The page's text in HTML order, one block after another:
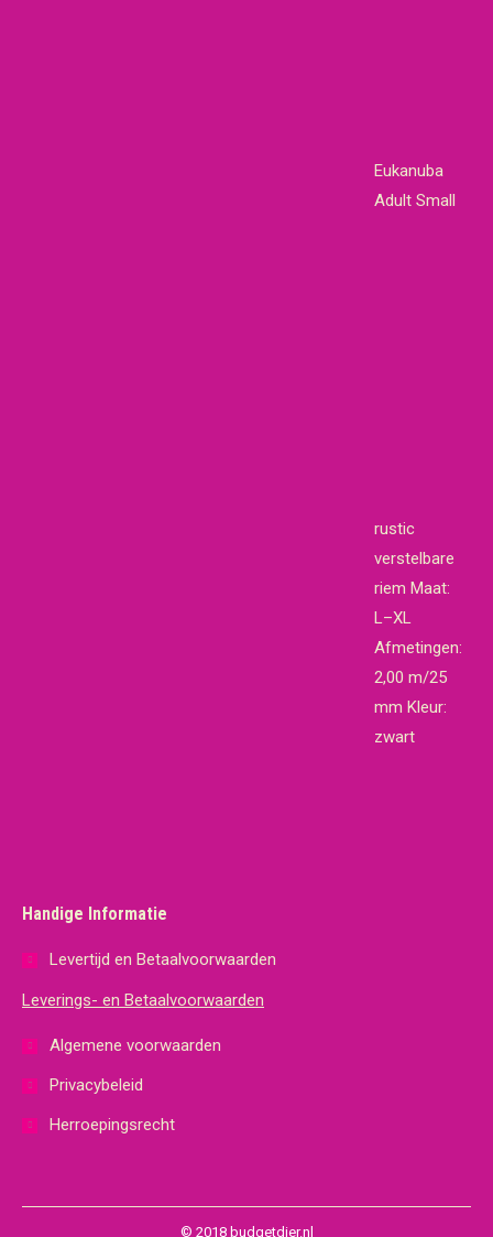
Eukanuba
Adult Small
rustic
verstelbare
riem Maat:
L–XL
Afmetingen:
2,00 m/25
mm Kleur:
zwart
Handige Informatie
Levertijd en Betaalvoorwaarden
Leverings- en Betaalvoorwaarden
Algemene voorwaarden
Privacybeleid
Herroepingsrecht
© 2018 budgetdier.nl